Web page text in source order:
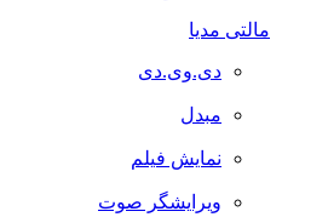
مالتی مدیا
دی.وی.دی
مبدل
نمایش فیلم
ویرایشگر صوت